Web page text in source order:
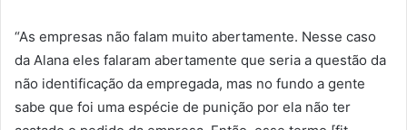
“As empresas não falam muito abertamente. Nesse caso
da Alana eles falaram abertamente que seria a questão da
não identificação da empregada, mas no fundo a gente
sabe que foi uma espécie de punição por ela não ter